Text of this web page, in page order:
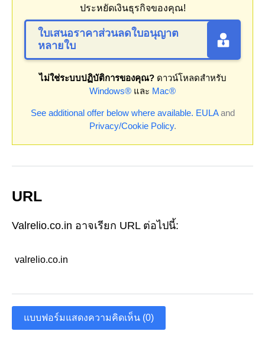
ประหยัดเงินธุรกิจของคุณ!
ใบเสนอราคาส่วนลดใบอนุญาต
หลายใบ
ไม่ใช่ระบบปฏิบัติการของคุณ?ดาวน์โหลดสำหรับ
Windows® และ Mac®
See additional offer below where available. EULAand
Privacy/Cookie Policy.
URL
Valrelio.co.in อาจเรียก URL ต่อไปนี้:
valrelio.co.in
แบบฟอร์มแสดงความคิดเห็น (0)